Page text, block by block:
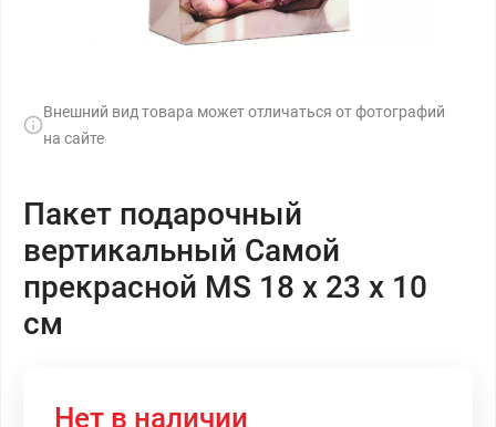
Внешний вид товара может отличаться от фотографий
на сайте
Пакет подарочный
вертикальный Самой
прекрасной MS 18 х 23 х 10
см
Нет в наличии